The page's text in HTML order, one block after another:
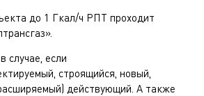
до 1 Гкал/ч РПТ проходит
случае, если
строящийся, новый,
действующий. А также